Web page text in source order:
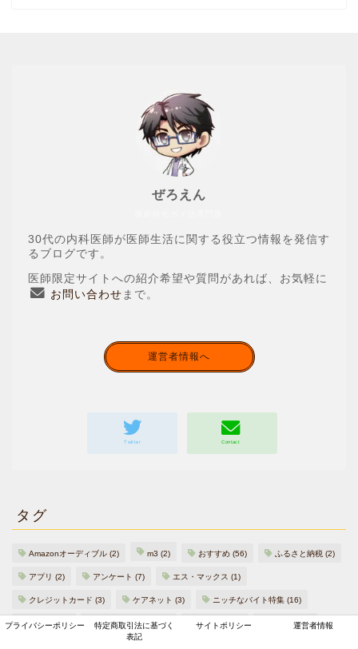
ぜろえん
30代の内科医師が医師生活に関する役立つ情報を発信す
るブログです。
医師限定サイトへの紹介希望や質問があれば、お気軽に
お問い合わせ まで。
運営者情報へ
タグ
Amazonオーディブル (2) m3 (2) おすすめ (56) ふるさと納税 (2)
アプリ (2) アンケート (7) エス・マックス (1)
クレジットカード (3) ケアネット (3) ニッチなバイト特集 (16)
バイト(26) バイトのやり方(13) プラメド(1) ポイ活(30)
プライバシーポリシー
特定商取引法に基づく
表記
サイトポリシー 運営者情報